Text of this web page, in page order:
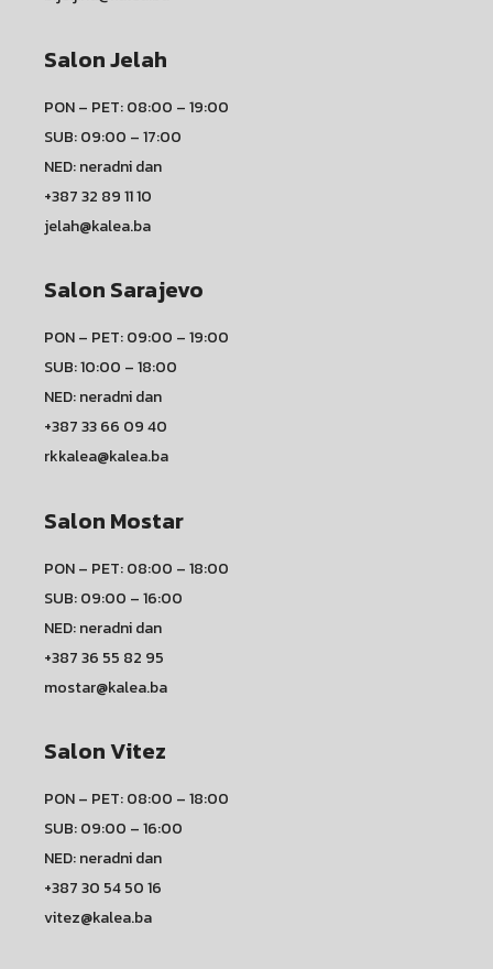
Salon Jelah
PON – PET: 08:00 – 19:00
SUB: 09:00 – 17:00
NED: neradni dan
+387 32 89 11 10
jelah@kalea.ba
Salon Sarajevo
PON – PET: 09:00 – 19:00
SUB: 10:00 – 18:00
NED: neradni dan
+387 33 66 09 40
rkkalea@kalea.ba
Salon Mostar
PON – PET: 08:00 – 18:00
SUB: 09:00 – 16:00
NED: neradni dan
+387 36 55 82 95
mostar@kalea.ba
Salon Vitez
PON – PET: 08:00 – 18:00
SUB: 09:00 – 16:00
NED: neradni dan
+387 30 54 50 16
vitez@kalea.ba